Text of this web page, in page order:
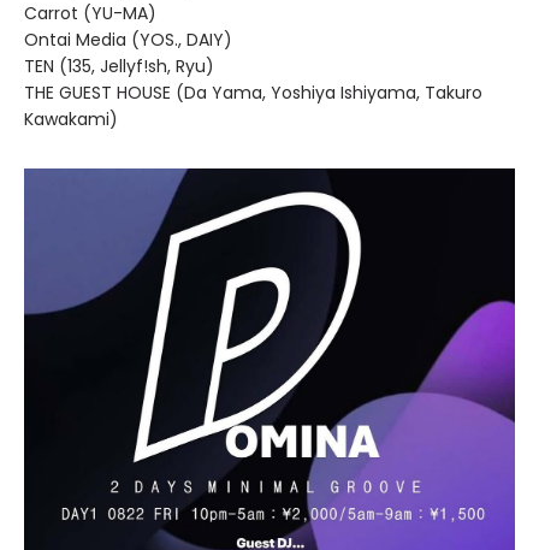
Carrot (YU-MA)
Ontai Media (YOS., DAIY)
TEN (135, Jellyf!sh, Ryu)
THE GUEST HOUSE (Da Yama, Yoshiya Ishiyama, Takuro
Kawakami)